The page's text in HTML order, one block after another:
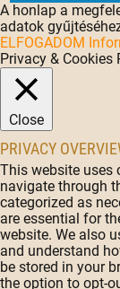
A honlap a
adatok
ELFOGADOM
Privacy & Cookies
Close
PRIVACY
This website uses
navigate through
categorized as
are essential for
website. We also
and understand
be stored in your
the option to opt-